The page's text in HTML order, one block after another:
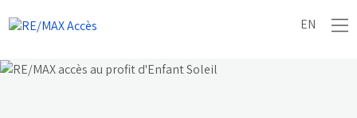
EN